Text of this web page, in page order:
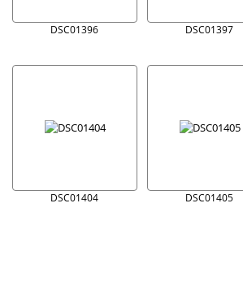
DSC01396 DSC01397
DSC01404 DSC01405